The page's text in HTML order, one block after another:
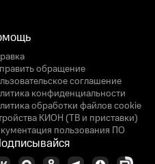
обращение
соглашение
конфиденциальности
обработки файлов cookie
КИОН (ТВ и приставки)
пользования ПО